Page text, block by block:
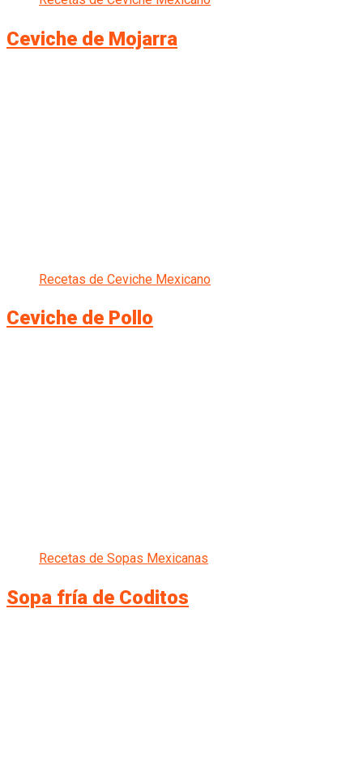
Ceviche de Mojarra
Recetas de Ceviche Mexicano
Ceviche de Pollo
Recetas de Sopas Mexicanas
Sopa fría de Coditos